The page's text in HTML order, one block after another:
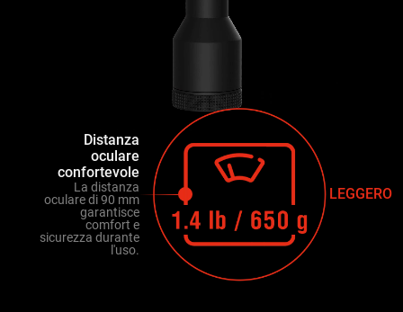
Distanza
oculare
confortevole
La distanza
oculare di 90 mm
garantisce
comfort e
sicurezza durante
l'uso.
LEGGERO